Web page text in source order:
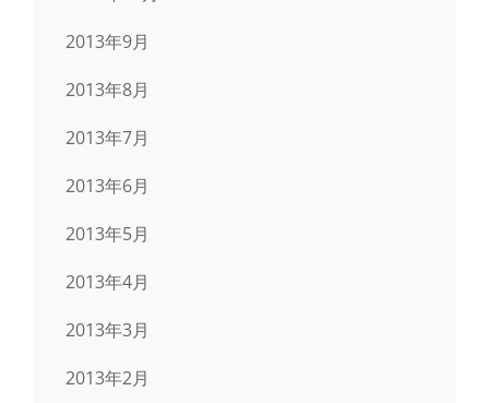
2013年9月
2013年8月
2013年7月
2013年6月
2013年5月
2013年4月
2013年3月
2013年2月